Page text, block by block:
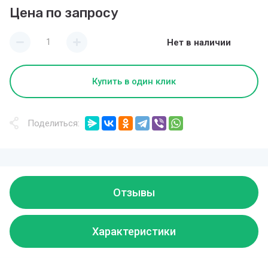
Цена по запросу
Нет в наличии
Купить в один клик
Поделиться:
Отзывы
Характеристики